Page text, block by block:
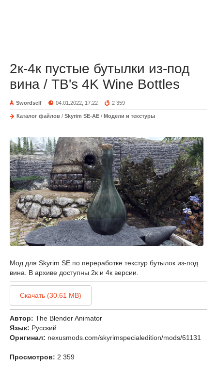
2к-4к пустые бутылки из-под
вина / TB's 4K Wine Bottles
Swordself 04.01.2022, 17:22 2 359
Каталог файлов / Skyrim SE-AE / Модели и текстуры
Мод для Skyrim SE по переработке текстур бутылок из-под
вина. В архиве доступны 2к и 4к версии.
Скачать (30.61 MB)
Автор: The Blender Animator
Язык: Русский
Оригинал: nexusmods.com/skyrimspecialedition/mods/61131
Просмотров: 2 359